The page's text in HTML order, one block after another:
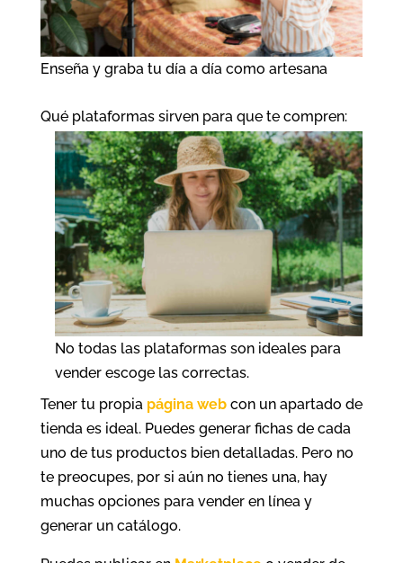
Enseña y graba tu día a día como artesana
Qué plataformas sirven para que te compren:
No todas las plataformas son ideales para
vender escoge las correctas.
Tener tu propia página webcon un apartado de
tienda es ideal. Puedes generar fichas de cada
uno de tus productos bien detalladas. Pero no
te preocupes, por si aún no tienes una, hay
muchas opciones para vender en línea y
generar un catálogo.